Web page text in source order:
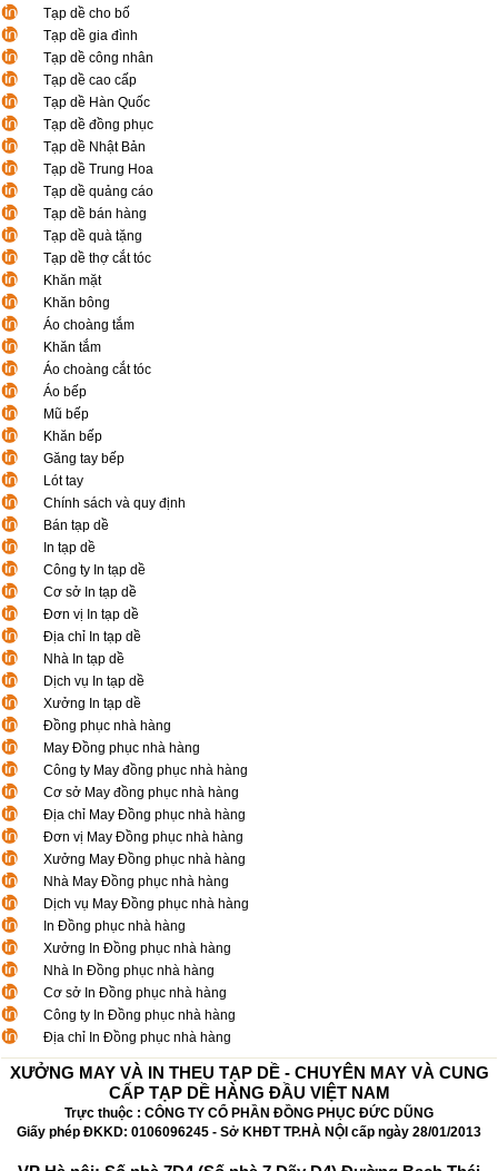
Tạp dề cho bố
Tạp dề gia đình
Tạp dề công nhân
Tạp dề cao cấp
Tạp dề Hàn Quốc
Tạp dề đồng phục
Tạp dề Nhật Bản
Tạp dề Trung Hoa
Tạp dề quảng cáo
Tạp dề bán hàng
Tạp dề quà tặng
Tạp dề thợ cắt tóc
Khăn mặt
Khăn bông
Áo choàng tắm
Khăn tắm
Áo choàng cắt tóc
Áo bếp
Mũ bếp
Khăn bếp
Găng tay bếp
Lót tay
Chính sách và quy định
Bán tạp dề
In tạp dề
Công ty In tạp dề
Cơ sở In tạp dề
Đơn vị In tạp dề
Địa chỉ In tạp dề
Nhà In tạp dề
Dịch vụ In tạp dề
Xưởng In tạp dề
Đồng phục nhà hàng
May Đồng phục nhà hàng
Công ty May đồng phục nhà hàng
Cơ sở May đồng phục nhà hàng
Địa chỉ May Đồng phục nhà hàng
Đơn vị May Đồng phục nhà hàng
Xưởng May Đồng phục nhà hàng
Nhà May Đồng phục nhà hàng
Dịch vụ May Đồng phục nhà hàng
In Đồng phục nhà hàng
Xưởng In Đồng phục nhà hàng
Nhà In Đồng phục nhà hàng
Cơ sở In Đồng phục nhà hàng
Công ty In Đồng phục nhà hàng
Địa chỉ In Đồng phục nhà hàng
XƯỞNG MAY VÀ IN THEU TẠP DỀ - CHUYÊN MAY VÀ CUNG
CẤP TẠP DỀ HÀNG ĐẦU VIỆT NAM
Trực thuộc : CÔNG TY CỔ PHẦN ĐỒNG PHỤC ĐỨC DŨNG
Giấy phép ĐKKD: 0106096245 - Sở KHĐT TP.HÀ NỘI cấp ngày 28/01/2013